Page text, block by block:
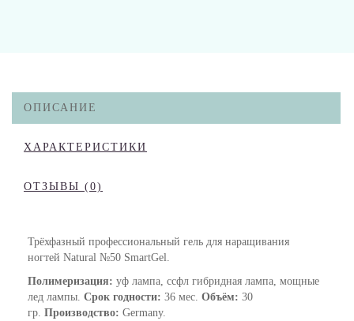
ОПИСАНИЕ
ХАРАКТЕРИСТИКИ
ОТЗЫВЫ (0)
Трёхфазный профессиональный гель для наращивания
ногтей Natural №50 SmartGel.
Полимеризация: уф лампа, ссфл гибридная лампа, мощные
лед лампы. Срок годности: 36 мес. Объём: 30
гр. Производство: Germany.